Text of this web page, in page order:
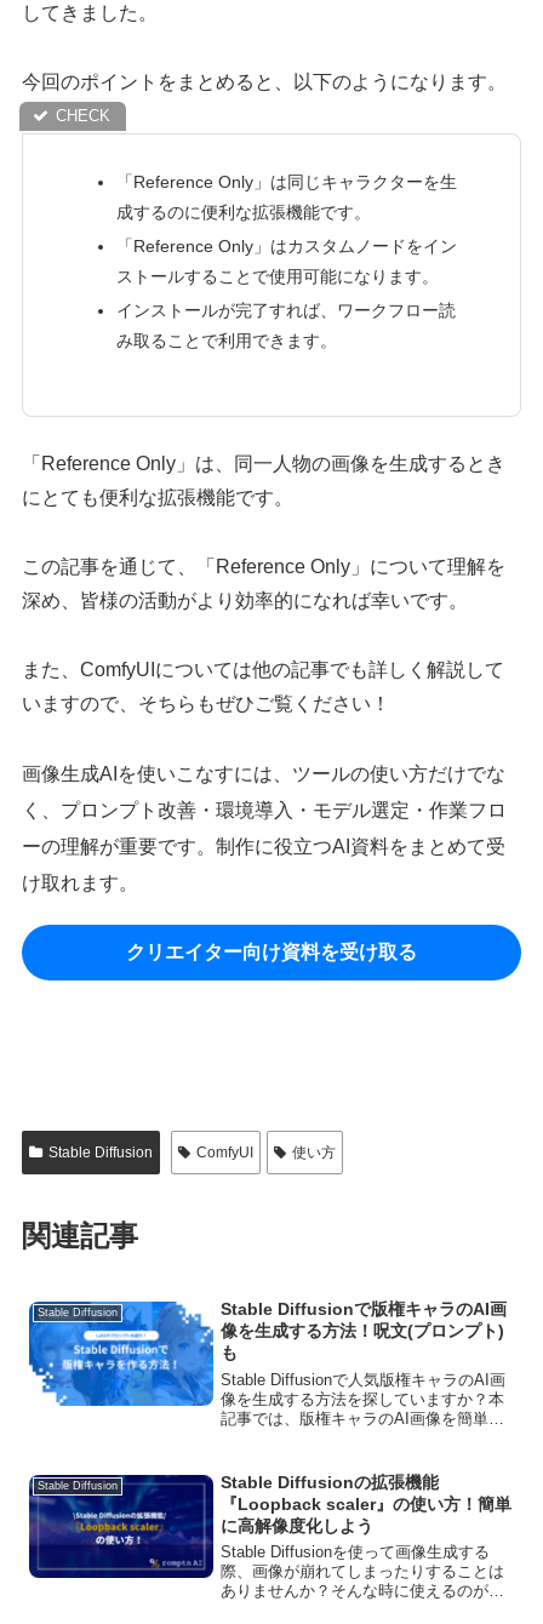
してきました。
今回のポイントをまとめると、以下のようになります。
「Reference Only」は同じキャラクターを生
成するのに便利な拡張機能です。
「Reference Only」はカスタムノードをイン
ストールすることで使用可能になります。
インストールが完了すれば、ワークフロー読
み取ることで利用できます。
「Reference Only」は、同一人物の画像を生成するとき
にとても便利な拡張機能です。
この記事を通じて、「Reference Only」について理解を
深め、皆様の活動がより効率的になれば幸いです。
また、ComfyUIについては他の記事でも詳しく解説して
いますので、そちらもぜひご覧ください！
画像生成AIを使いこなすには、ツールの使い方だけでな
く、プロンプト改善・環境導入・モデル選定・作業フロ
ーの理解が重要です。制作に役立つAI資料をまとめて受
け取れます。
クリエイター向け資料を受け取る
Stable Diffusion ComfyUI 使い方
関連記事
Stable Diffusion
Stable Diffusionで版権キャラのAI画
像を生成する方法！呪文(プロンプト)
も
Stable Diffusionで人気版権キャラのAI画
像を生成する方法を探していますか？本
記事では、版権キャラのAI画像を簡単に
紹介しているので、読んで参考にしてく
ださい。
Stable Diffusion
Stable Diffusionの拡張機能
『Loopback scaler』の使い方！簡単
に高解像度化しよう
Stable Diffusionを使って画像生成する
際、画像が崩れてしまったりすることは
ありませんか？そんな時に使えるのが